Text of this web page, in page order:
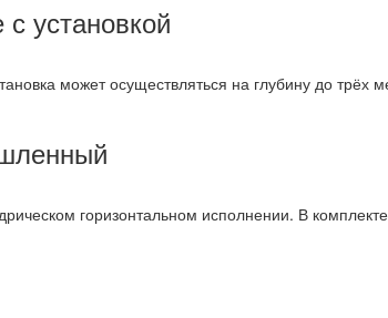
установкой
может осуществляться на глубину до
горизонтальном исполнении. В